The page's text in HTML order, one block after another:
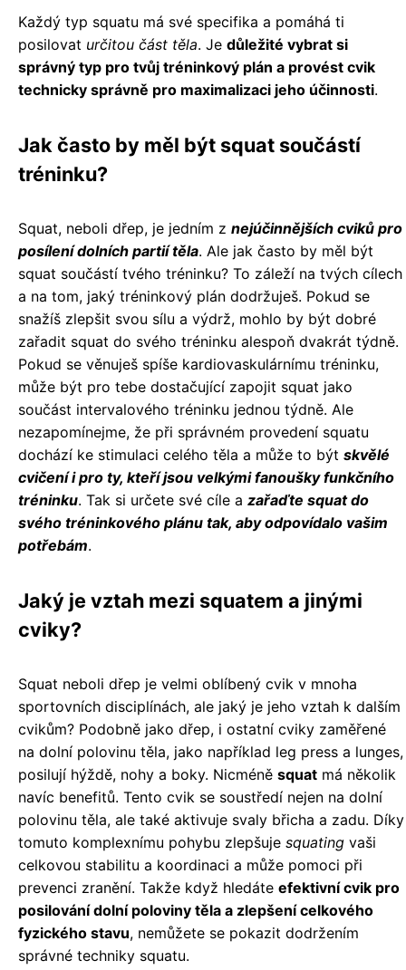
Každý typ squatu má své specifika a pomáhá ti
posilovat určitou část těla. Je důležité vybrat si
správný typ pro tvůj tréninkový plán a provést cvik
technicky správně pro maximalizaci jeho účinnosti.
Jak často by měl být squat součástí
tréninku?
Squat, neboli dřep, je jedním z nejúčinnějších cviků pro
posílení dolních partií těla. Ale jak často by měl být
squat součástí tvého tréninku? To záleží na tvých cílech
a na tom, jaký tréninkový plán dodržuješ. Pokud se
snažíš zlepšit svou sílu a výdrž, mohlo by být dobré
zařadit squat do svého tréninku alespoň dvakrát týdně.
Pokud se věnuješ spíše kardiovaskulárnímu tréninku,
může být pro tebe dostačující zapojit squat jako
součást intervalového tréninku jednou týdně. Ale
nezapomínejme, že při správném provedení squatu
dochází ke stimulaci celého těla a může to být skvělé
cvičení i pro ty, kteří jsou velkými fanoušky funkčního
tréninku. Tak si určete své cíle a zařaďte squat do
svého tréninkového plánu tak, aby odpovídalo vašim
potřebám.
Jaký je vztah mezi squatem a jinými
cviky?
Squat neboli dřep je velmi oblíbený cvik v mnoha
sportovních disciplínách, ale jaký je jeho vztah k dalším
cvikům? Podobně jako dřep, i ostatní cviky zaměřené
na dolní polovinu těla, jako například leg press a lunges,
posilují hýždě, nohy a boky. Nicméně squat má několik
navíc benefitů. Tento cvik se soustředí nejen na dolní
polovinu těla, ale také aktivuje svaly břicha a zadu. Díky
tomuto komplexnímu pohybu zlepšuje squating vaši
celkovou stabilitu a koordinaci a může pomoci při
prevenci zranění. Takže když hledáte efektivní cvik pro
posilování dolní poloviny těla a zlepšení celkového
fyzického stavu, nemůžete se pokazit dodržením
správné techniky squatu.